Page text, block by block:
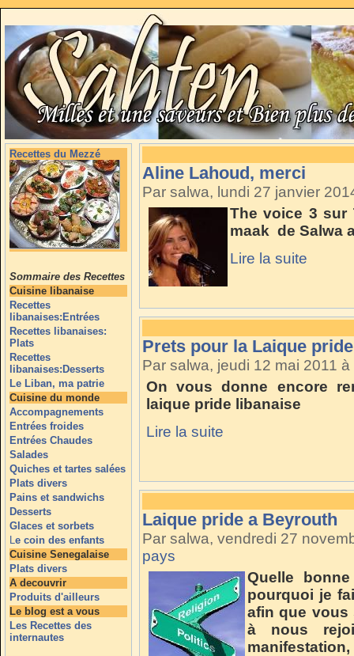
Recettes du Mezzé
Sommaire des Recettes
Cuisine libanaise
Recettes
libanaises:Entrées
Recettes libanaises:
Plats
Recettes
libanaises:Desserts
Le Liban, ma patrie
Cuisine du monde
Accompagnements
Entrées froides
Entrées Chaudes
Salades
Quiches et tartes salées
Plats divers
Pains et sandwichs
Desserts
Glaces et sorbets
Le coin des enfants
Cuisine Senegalaise
Plats divers
A decouvrir
Produits d'ailleurs
Le blog est a vous
Les Recettes des
internautes
Aline Lahoud, merci
Par salwa, lundi 27 janvier
The voice 3 sur
maak de Salwa
Lire la suite
Prets pour la Laique
Par salwa, jeudi 12 mai 2011
On vous donne encore
laique pride libanaise
Lire la suite
Laique pride a Beyrouth
Par salwa, vendredi 27
pays
Quelle
pourquoi je
afin que vous
à nous